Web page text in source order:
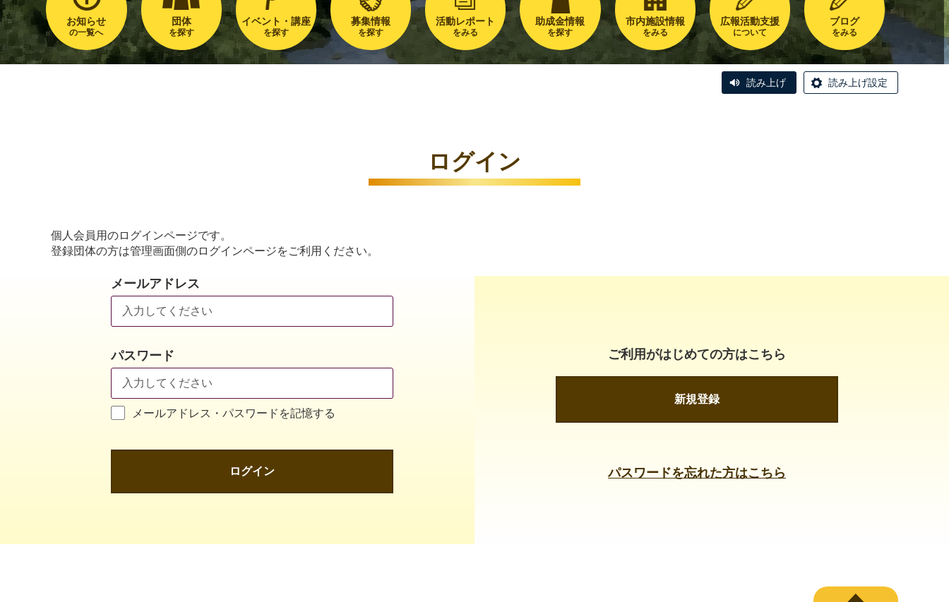
お知らせ
の一覧へ
団体
を探す
イベント・講座
を探す
募集情報
を探す
活動レポート
をみる
助成金情報
を探す
市内施設情報
をみる
広報活動支援
について
ブログ
をみる
読み上げ 読み上げ設定
ログイン
個人会員用のログインページです。
登録団体の方は管理画面側のログインページをご利用ください。
メールアドレス
パスワード
メールアドレス・パスワードを記憶する
ログイン
ご利用がはじめての方はこちら
新規登録
パスワードを忘れた方はこちら